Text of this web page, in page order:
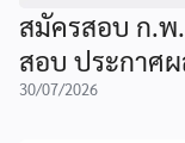
สมัครสอบ ก.พ
สอบ ประกาศ
30/07/2026